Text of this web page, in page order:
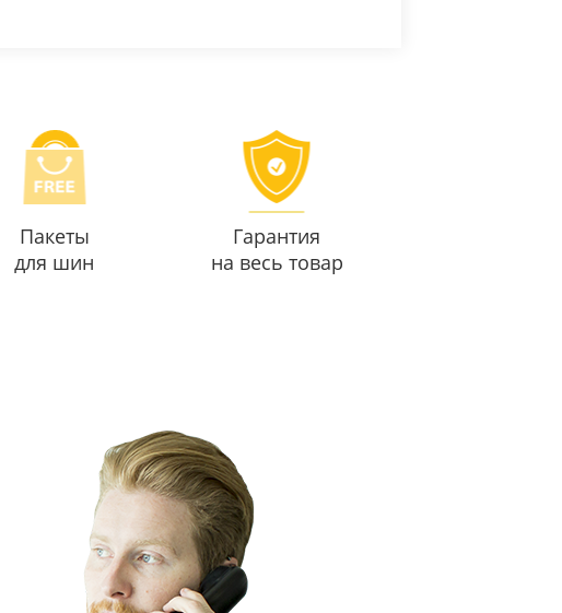
Пакеты
для шин
Гарантия
на весь товар